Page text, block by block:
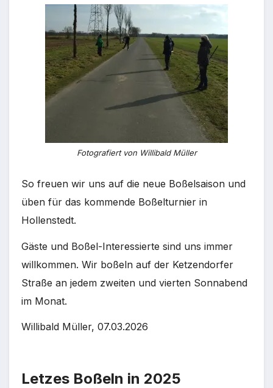
Fotografiert von Willibald Müller
So freuen wir uns auf die neue Boßelsaison und
üben für das kommende Boßelturnier in
Hollenstedt.
Gäste und Boßel-Interessierte sind uns immer
willkommen. Wir boßeln auf der Ketzendorfer
Straße an jedem zweiten und vierten Sonnabend
im Monat.
Willibald Müller, 07.03.2026
Letzes Boßeln in 2025